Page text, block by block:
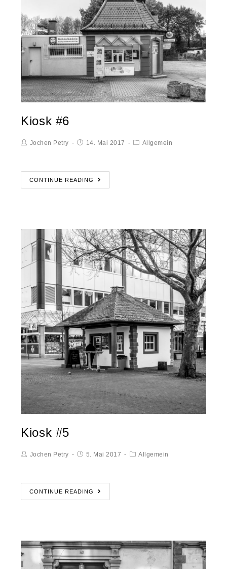
Kiosk #6
Jochen Petry 14. Mai 2017 Allgemein
CONTINUE READING
Kiosk #5
Jochen Petry 5. Mai 2017 Allgemein
CONTINUE READING